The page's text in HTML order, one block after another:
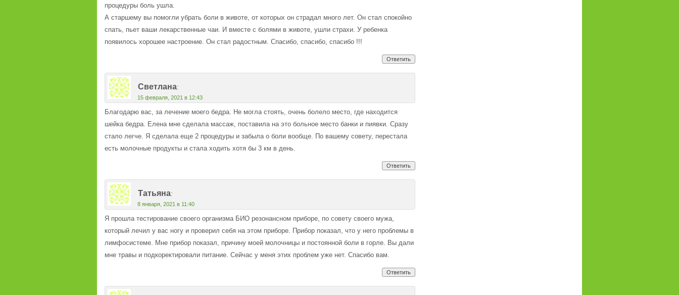
процедуры боль ушла.
А старшему вы помогли убрать боли в животе, от которых он страдал много лет. Он стал спокойно
спать, пьет ваши лекарственные чаи. И вместе с болями в животе, ушли страхи. У ребенка
появилось хорошее настроение. Он стал радостным. Спасибо, спасибо, спасибо !!!
Ответить
Светлана:
15 февраля, 2021 в 12:43
Благодарю вас, за лечение моего бедра. Не могла стоять, очень болело место, где находится
шейка бедра. Елена мне сделала массаж, поставила на это больное место банки и пиявки. Сразу
стало легче. Я сделала еще 2 процедуры и забыла о боли вообще. По вашему совету, перестала
есть молочные продукты и стала ходить хотя бы 3 км в день.
Ответить
Татьяна:
8 января, 2021 в 11:40
Я прошла тестирование своего организма БИО резонансном приборе, по совету своего мужа,
который лечил у вас ногу и проверил себя на этом приборе. Прибор показал, что у него проблемы в
лимфосистеме. Мне прибор показал, причину моей молочницы и постоянной боли в горле. Вы дали
мне травы и подкоректировали питание. Сейчас у меня этих проблем уже нет. Спасибо вам.
Ответить